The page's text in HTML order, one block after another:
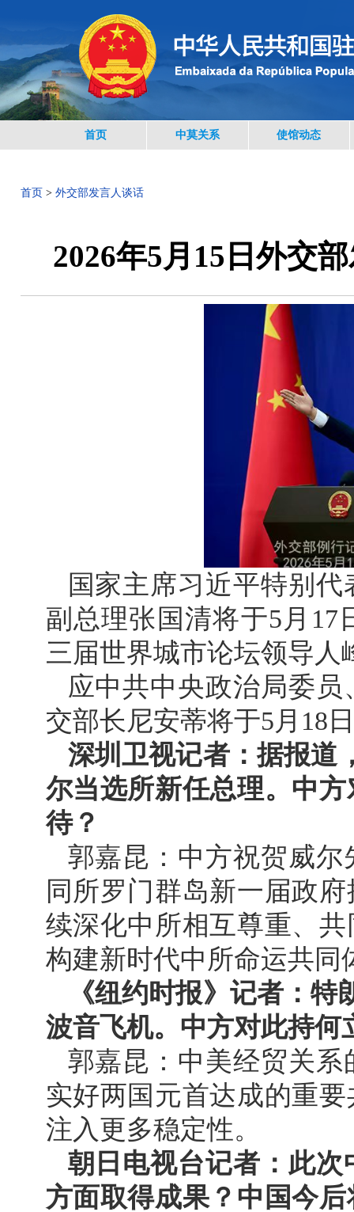
首页 中莫关系 使馆动态
首页 > 外交部发言人谈话
2026年5月15日外交
国家主席习近平特别
副总理张国清将于5月17
三届世界城市论坛领导人
应中共中央政治局委
交部长尼安蒂将于5月18
深圳卫视记者：据报道
尔当选所新任总理。中
待？
郭嘉昆：中方祝贺威
同所罗门群岛新一届政
续深化中所相互尊重、
构建新时代中所命运共同
《纽约时报》记者：
波音飞机。中方对此持何
郭嘉昆：中美经贸关
实好两国元首达成的重
注入更多稳定性。
朝日电视台记者：此
方面取得成果？中国今